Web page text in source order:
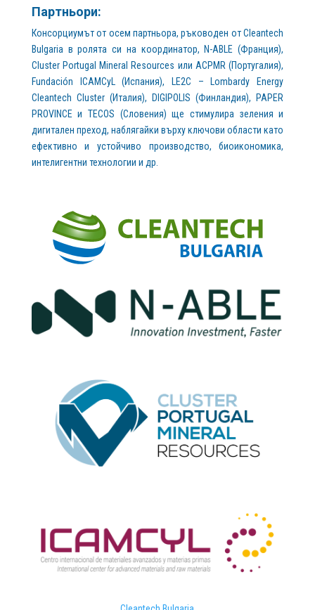
Партньори:
Консорциумът от осем партньора, ръководен от Cleantech
Bulgaria в ролята си на координатор, N-ABLE (Франция),
Cluster Portugal Mineral Resources или ACPMR (Португалия),
Fundación ICAMCyL (Испания), LE2C – Lombardy Energy
Cleantech Cluster (Италия), DIGIPOLIS (Финландия), PAPER
PROVINCE и TECOS (Словения) ще стимулира зеления и
дигитален преход, наблягайки върху ключови области като
ефективно и устойчиво производство, биоикономика,
интелигентни технологии и др.